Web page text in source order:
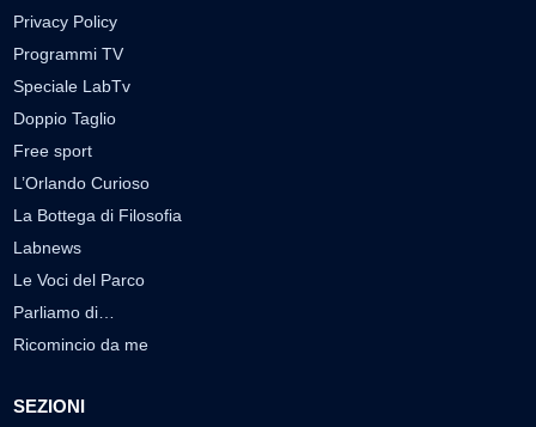
Privacy Policy
Programmi TV
Speciale LabTv
Doppio Taglio
Free sport
L’Orlando Curioso
La Bottega di Filosofia
Labnews
Le Voci del Parco
Parliamo di…
Ricomincio da me
SEZIONI